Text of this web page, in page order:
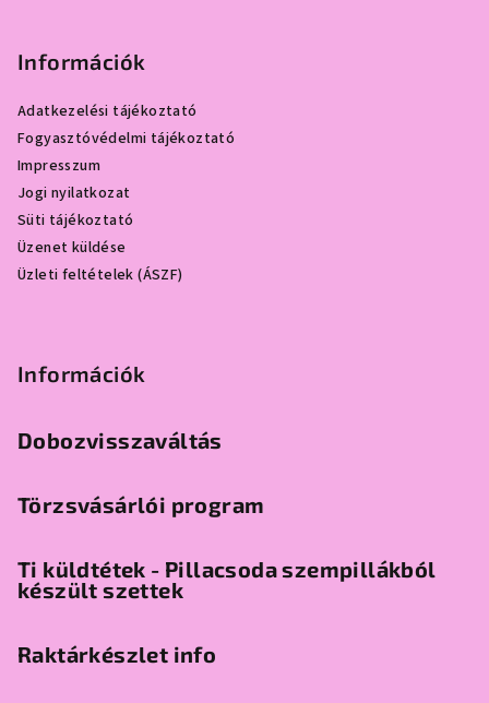
Információk
Adatkezelési tájékoztató
Fogyasztóvédelmi tájékoztató
Impresszum
Jogi nyilatkozat
Süti tájékoztató
Üzenet küldése
Üzleti feltételek (ÁSZF)
Információk
Dobozvisszaváltás
Törzsvásárlói program
Ti küldtétek - Pillacsoda szempillákból
készült szettek
Raktárkészlet info